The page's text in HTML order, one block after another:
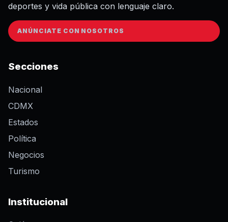
deportes y vida pública con lenguaje claro.
ANÚNCIATE CON NOSOTROS
Secciones
Nacional
CDMX
Estados
Política
Negocios
Turismo
Institucional